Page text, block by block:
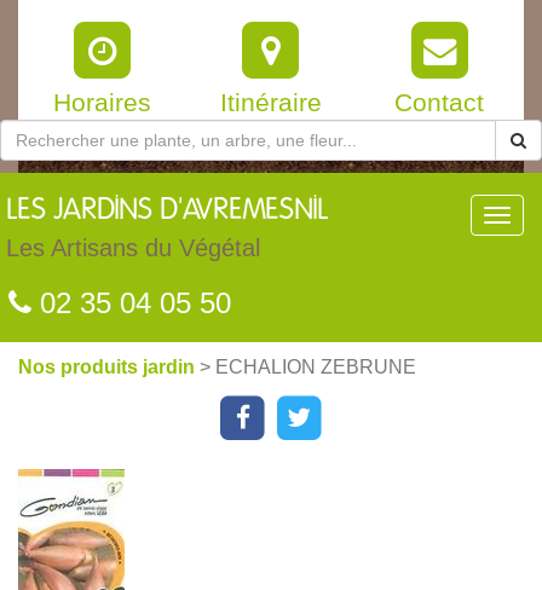
Horaires Itinéraire Contact
LES JARDINS D'AVREMESNIL
Les Artisans du Végétal
02 35 04 05 50
Nos produits jardin > ECHALION ZEBRUNE